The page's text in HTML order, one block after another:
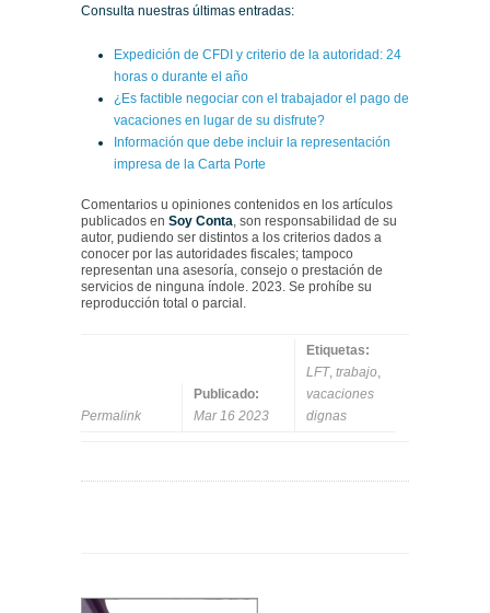
Consulta nuestras últimas entradas:
Expedición de CFDI y criterio de la autoridad: 24
horas o durante el año
¿Es factible negociar con el trabajador el pago de
vacaciones en lugar de su disfrute?
Información que debe incluir la representación
impresa de la Carta Porte
Comentarios u opiniones contenidos en los artículos
publicados en Soy Conta , son responsabilidad de su
autor, pudiendo ser distintos a los criterios dados a
conocer por las autoridades fiscales; tampoco
representan una asesoría, consejo o prestación de
servicios de ninguna índole. 2023. Se prohíbe su
reproducción total o parcial.
Permalink
Publicado:
Mar 16 2023
Etiquetas:
LFT, trabajo
vacaciones
dignas